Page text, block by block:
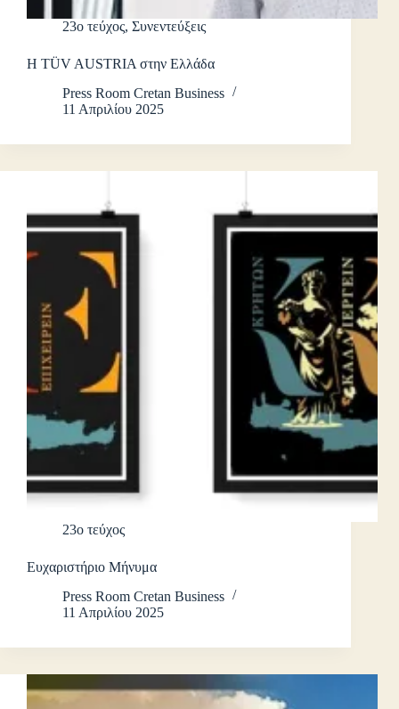
23ο τεύχος, Συνεντεύξεις
Η TÜV AUSTRIA στην Ελλάδα
Press Room Cretan Business
11 Απριλίου 2025
23ο τεύχος
Ευχαριστήριο Μήνυμα
Press Room Cretan Business
11 Απριλίου 2025